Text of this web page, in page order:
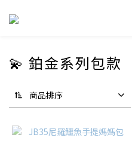
💫 鉑金系列包款
商品排序